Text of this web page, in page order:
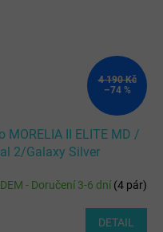
4 190 Kč
–74 %
II ELITE MD /
2/Galaxy Silver
- Doručení 3-6 dní(4 pár)
DETAIL